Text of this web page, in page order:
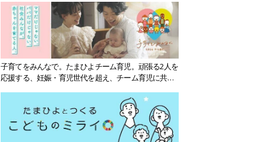
子育てをみんなで。たまひよチーム育児。頑張る2人を
応援する、妊娠・育児世代を超え、チーム育児に共感